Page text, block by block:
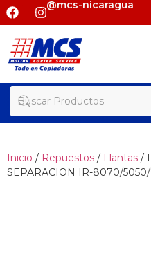
@mcs-nicaragua
Inicio / Repuestos / Llantas /
SEPARACION IR-8070/